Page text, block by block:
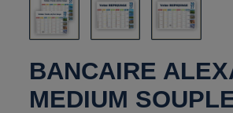
BANCAIRE
MEDIUM